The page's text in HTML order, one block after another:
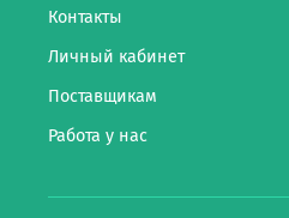
Контакты
Личный кабинет
Поставщикам
Работа у нас